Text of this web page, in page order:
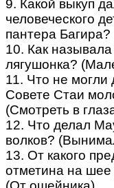
9. Какой выкуп
человеческого
пантера
10. Как
лягушонка?
11. Что не могли
Совете Стаи
(Смотреть в
12. Что делал
волков?
13. От какого
отметина на шее